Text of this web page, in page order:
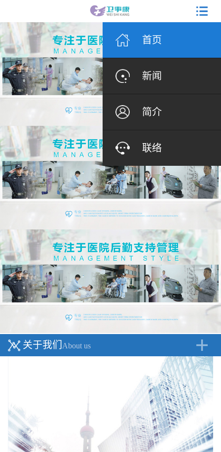
首页
新闻
简介
联络
关于我们 About us